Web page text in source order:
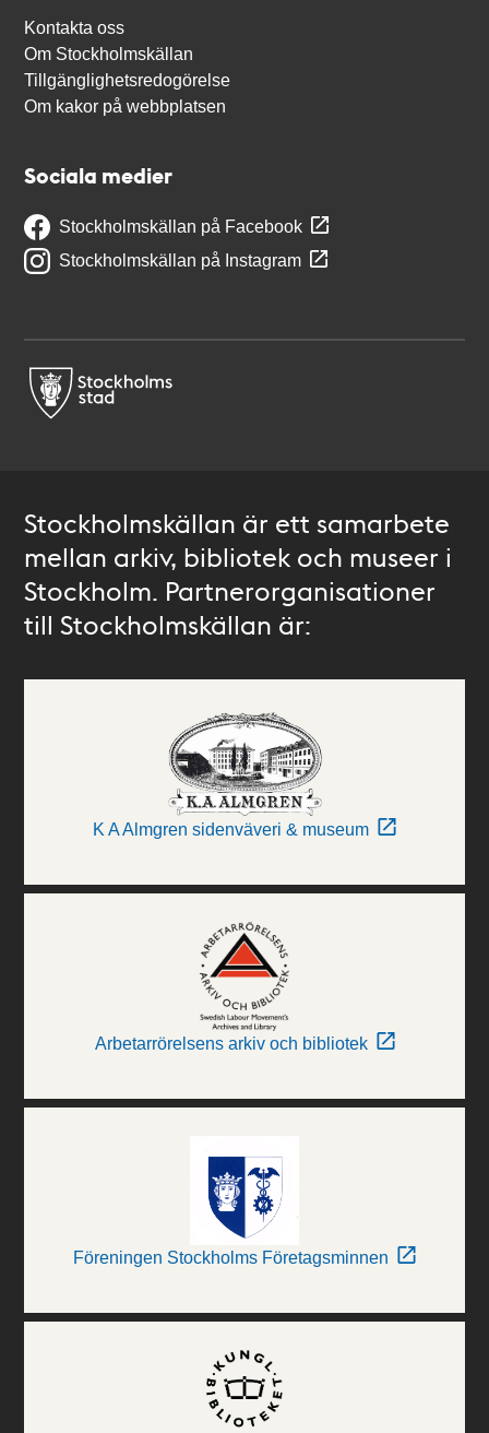
Kontakta oss
Om Stockholmskällan
Tillgänglighetsredogörelse
Om kakor på webbplatsen
Sociala medier
Stockholmskällan på Facebook
Stockholmskällan på Instagram
Stockholmskällan är ett samarbete
mellan arkiv, bibliotek och museer i
Stockholm. Partnerorganisationer
till Stockholmskällan är:
K A Almgren sidenväveri & museum
Arbetarrörelsens arkiv och bibliotek
Föreningen Stockholms Företagsminnen